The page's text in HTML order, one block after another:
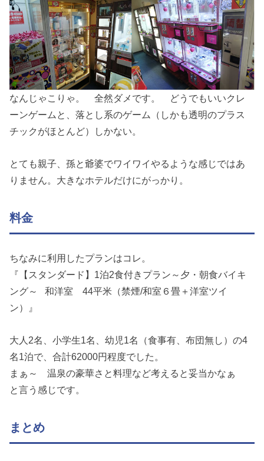
なんじゃこりゃ。 全然ダメです。 どうでもいいクレ
ーンゲームと、落とし系のゲーム（しかも透明のプラス
チックがほとんど）しかない。
とても親子、孫と爺婆でワイワイやるような感じではあ
りません。大きなホテルだけにがっかり。
料金
ちなみに利用したプランはコレ。
『【スタンダード】1泊2食付きプラン～夕・朝食バイキ
ング～ 和洋室 44平米（禁煙/和室６畳＋洋室ツイ
ン）』
大人2名、小学生1名、幼児1名（食事有、布団無し）の4
名1泊で、合計62000円程度でした。
まぁ～ 温泉の豪華さと料理など考えると妥当かなぁ
と言う感じです。
まとめ